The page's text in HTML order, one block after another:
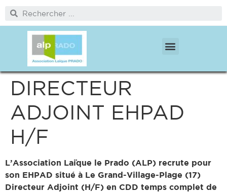
DIRECTEUR
ADJOINT EHPAD
H/F
L’Association Laïque le Prado (ALP) recrute pour
son EHPAD situé à Le Grand-Village-Plage (17)
Directeur Adjoint (H/F) en CDD temps complet de